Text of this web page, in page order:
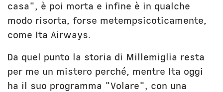
casa", è poi morta e infine è in qualche
modo risorta, forse metempsicoticamente,
come Ita Airways.
Da quel punto la storia di Millemiglia resta
per me un mistero perché, mentre Ita oggi
ha il suo programma "Volare", con una